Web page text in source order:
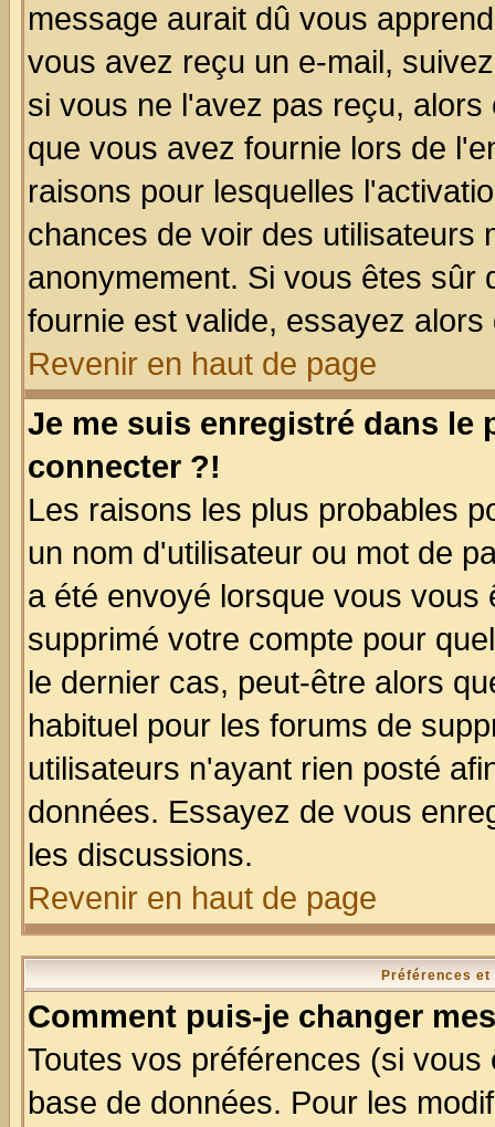
message aurait dû vous
vous avez reçu un e-mail,
si vous ne l'avez pas reçu,
que vous avez fournie lors de
raisons pour lesquelles
chances de voir des utilisateurs
anonymement. Si vous êtes sûr
fournie est valide, essayez
Revenir en haut de page
Je me suis enregistré dans le
connecter ?!
Les raisons les plus probables
un nom d'utilisateur ou mot de
a été envoyé lorsque vous
supprimé votre compte pour
le dernier cas, peut-être alors
habituel pour les forums de
utilisateurs n'ayant rien posté
données. Essayez de vous
les discussions.
Revenir en haut de page
Préférences
Comment puis-je changer
Toutes vos préférences (si
base de données. Pour les